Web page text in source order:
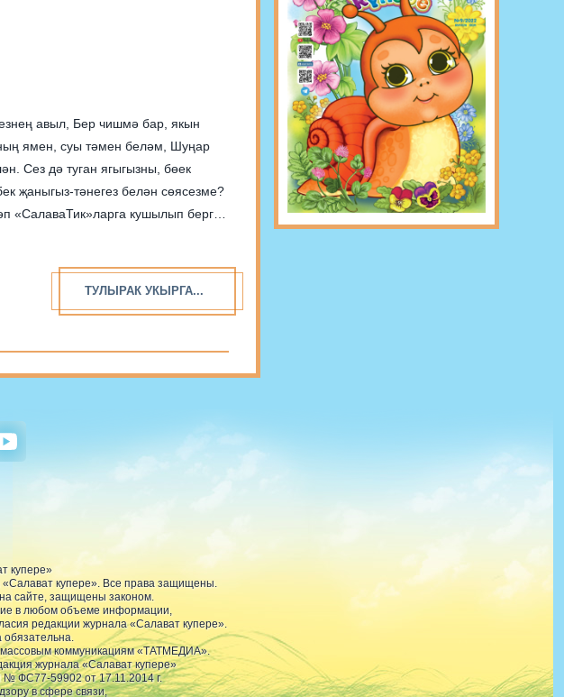
чишмә бар, якын
бөек
кушылып бергә
ТУЛЫРАК УКЫРГА...
купере»
купере». Все права защищены.
сайте, защищены законом.
в любом объеме информации,
редакции журнала «Салават купере».
обязательна.
массовым коммуникациям «ТАТМЕДИА».
журнала «Салават купере»
ФС77-59902 от 17.11.2014 г.
в сфере связи,